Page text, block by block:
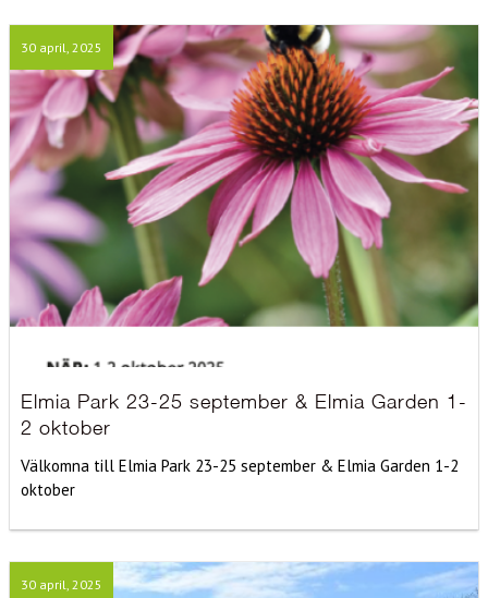
30 april, 2025
Elmia Park 23-25 september & Elmia Garden 1-
2 oktober
Välkomna till Elmia Park 23-25 september & Elmia Garden 1-2
oktober
30 april, 2025